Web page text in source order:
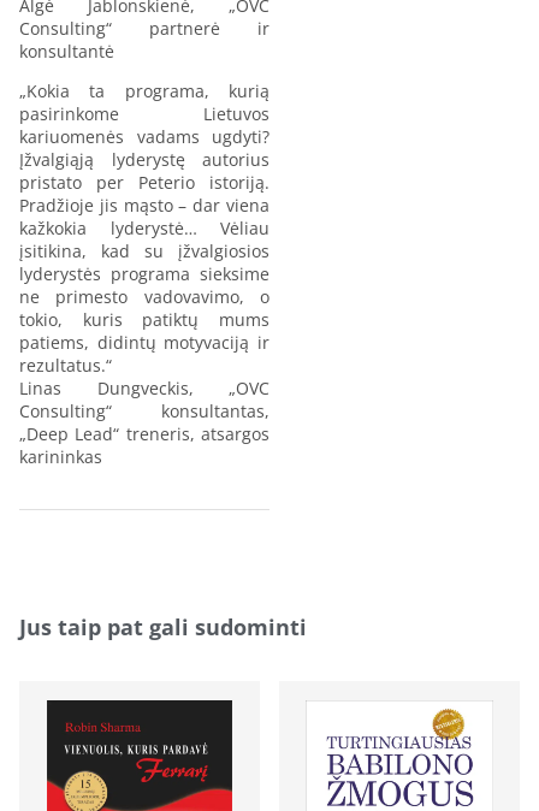
Algė Jablonskienė, „OVC
Consulting“ partnerė ir
konsultantė
„Kokia ta programa, kurią
pasirinkome Lietuvos
kariuomenės vadams ugdyti?
Įžvalgiąją lyderystę autorius
pristato per Peterio istoriją.
Pradžioje jis mąsto – dar viena
kažkokia lyderystė… Vėliau
įsitikina, kad su įžvalgiosios
lyderystės programa sieksime
ne primesto vadovavimo, o
tokio, kuris patiktų mums
patiems, didintų motyvaciją ir
rezultatus.“
Linas Dungveckis, „OVC
Consulting“ konsultantas,
„Deep Lead“ treneris, atsargos
karininkas
Jus taip pat gali sudominti